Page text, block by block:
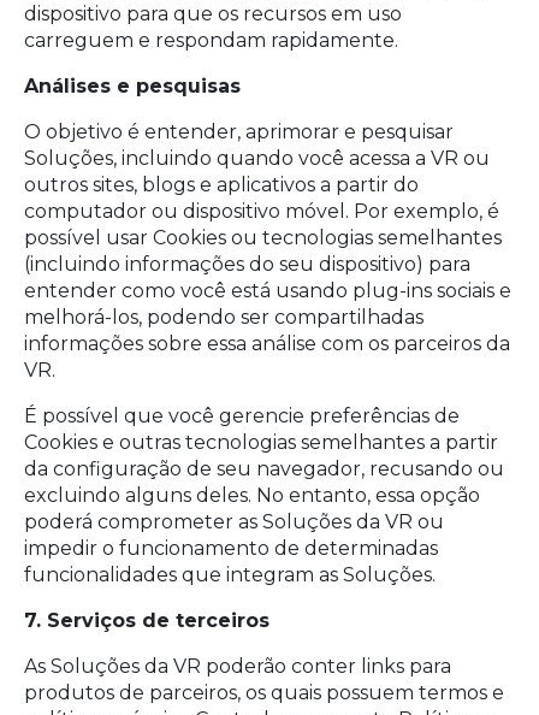
dispositivo para que os recursos em uso
carreguem e respondam rapidamente.
Análises e pesquisas
O objetivo é entender, aprimorar e pesquisar
Soluções, incluindo quando você acessa a VR ou
outros sites, blogs e aplicativos a partir do
computador ou dispositivo móvel. Por exemplo, é
possível usar Cookies ou tecnologias semelhantes
(incluindo informações do seu dispositivo) para
entender como você está usando plug-ins sociais e
melhorá-los, podendo ser compartilhadas
informações sobre essa análise com os parceiros da
VR.
É possível que você gerencie preferências de
Cookies e outras tecnologias semelhantes a partir
da configuração de seu navegador, recusando ou
excluindo alguns deles. No entanto, essa opção
poderá comprometer as Soluções da VR ou
impedir o funcionamento de determinadas
funcionalidades que integram as Soluções.
7. Serviços de terceiros
As Soluções da VR poderão conter links para
produtos de parceiros, os quais possuem termos e